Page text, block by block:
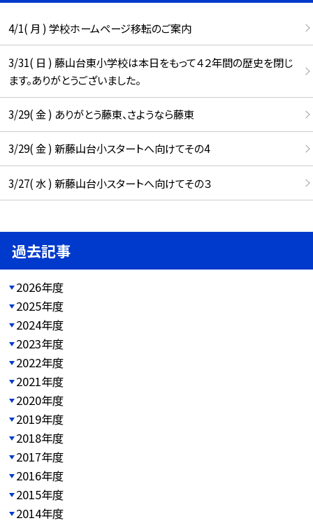
4/1( 月 ) 学校ホームページ移転のご案内
3/31( 日 ) 藤山台東小学校は本日をもって４２年間の歴史を閉じ
ます。ありがとうございました。
3/29( 金 ) ありがとう藤東、さようなら藤東
3/29( 金 ) 新藤山台小スタートへ向けてその4
3/27( 水 ) 新藤山台小スタートへ向けてその３
過去記事
2026年度
2025年度
2024年度
2023年度
2022年度
2021年度
2020年度
2019年度
2018年度
2017年度
2016年度
2015年度
2014年度